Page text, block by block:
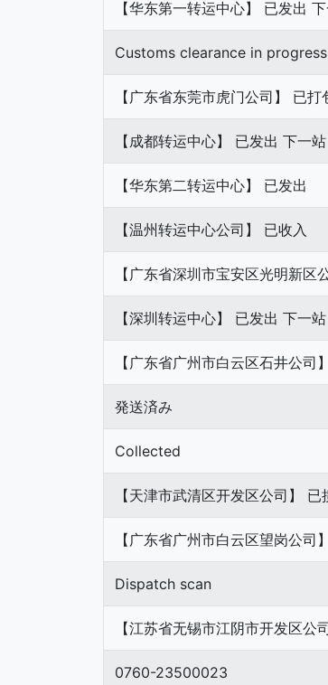
【华东第一转运中心】 已发出
Customs clearance in progress
【广东省东莞市虎门公司】 已打
【成都转运中心】 已发出 下一
【华东第二转运中心】 已发出
【温州转运中心公司】 已收入
【广东省深圳市宝安区光明新区
【深圳转运中心】 已发出 下一
【广东省广州市白云区石井公司
発送済み
Collected
【天津市武清区开发区公司】
【广东省广州市白云区望岗公司
Dispatch scan
【江苏省无锡市江阴市开发区公
0760-23500023